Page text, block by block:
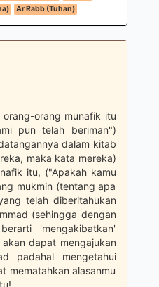
Ar Rabb (Tuhan)
orang munafik itu
pun telah beriman")
dalam kitab
maka kata mereka)
itu, ("Apakah kamu
mukmin (tentang apa
telah diberitahukan
(sehingga dengan
'mengakibatkan'
dapat mengajukan
padahal mengetahui
mematahkan alasanmu